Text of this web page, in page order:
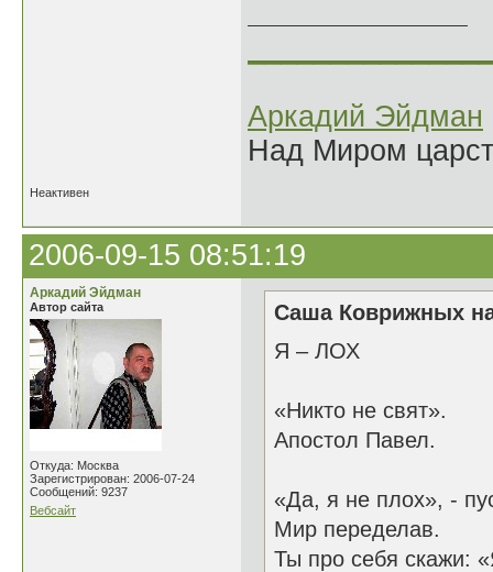
Аркадий Эйдман
Над Миром
Неактивен
2006-09-15 08:51:19
Аркадий Эйдман
Автор сайта
Откуда: Москва
Зарегистрирован: 2006-07-24
Сообщений: 9237
Вебсайт
Саша Коврижных
Я – ЛОХ
«Никто не свят».
Апостол Павел.
«Да, я не плох», -
Мир переделав.
Ты про себя скажи: